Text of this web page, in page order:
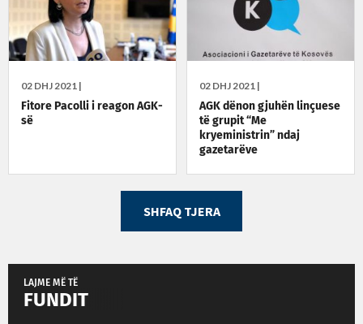
02 DHJ 2021 |
Fitore Pacolli i reagon AGK-
së
02 DHJ 2021 |
AGK dënon gjuhën linçuese
të grupit “Me
kryeministrin” ndaj
gazetarëve
SHFAQ TJERA
LAJME MË TË
FUNDIT